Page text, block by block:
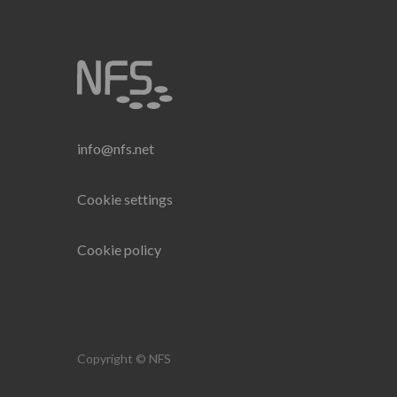
info@nfs.net
Cookie settings
Cookie policy
Copyright © NFS